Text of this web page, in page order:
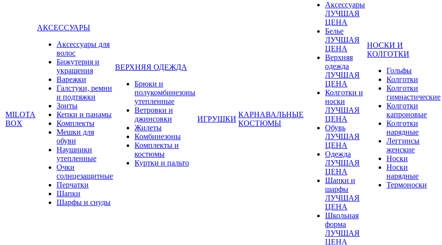
MILOTA
BOX
АКСЕССУАРЫ
Аксессуары для
волос
Бижутерия и
украшения
Варежки
Галстуки, ремни
и подтяжки
Зонты
Кепки и панамы
Комплекты
Мешки для
обуви
Наушники
утепленные
Очки
солнцезащитные
Перчатки
Шапки
Шарфы и снуды
ВЕРХНЯЯ ОДЕЖДА
Брюки и
полукомбинезоны
утепленные
Ветровки и
джинсовки
Жилеты
Комбинезоны
Комплекты и
костюмы
Куртки и пальто
ИГРУШКИ
КАРНАВАЛЬНЫЕ
КОСТЮМЫ
Аксессуары
ЛУЧШАЯ
ЦЕНА
Белье
ЛУЧШАЯ
ЦЕНА
Верхняя
одежда
ЛУЧШАЯ
ЦЕНА
Колготки и
носки
ЛУЧШАЯ
ЦЕНА
Обувь
ЛУЧШАЯ
ЦЕНА
Одежда
ЛУЧШАЯ
ЦЕНА
Шапки и
шарфы
ЛУЧШАЯ
ЦЕНА
Школьная
форма
ЛУЧШАЯ
ЦЕНА
НОСКИ И
КОЛГОТКИ
Гольфы
Колготки
Колготки
гимнастические
Колготки
капроновые
Колготки
нарядные
Леггинсы
женские
Носки
Носки
нарядные
Термоноски